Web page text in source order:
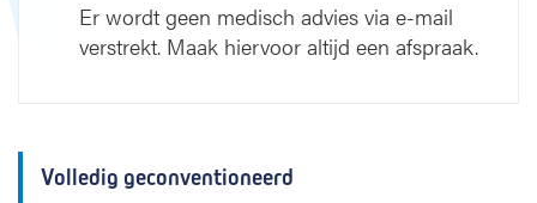
Er wordt geen medisch advies via e-mail
verstrekt. Maak hiervoor altijd een afspraak.
Volledig geconventioneerd